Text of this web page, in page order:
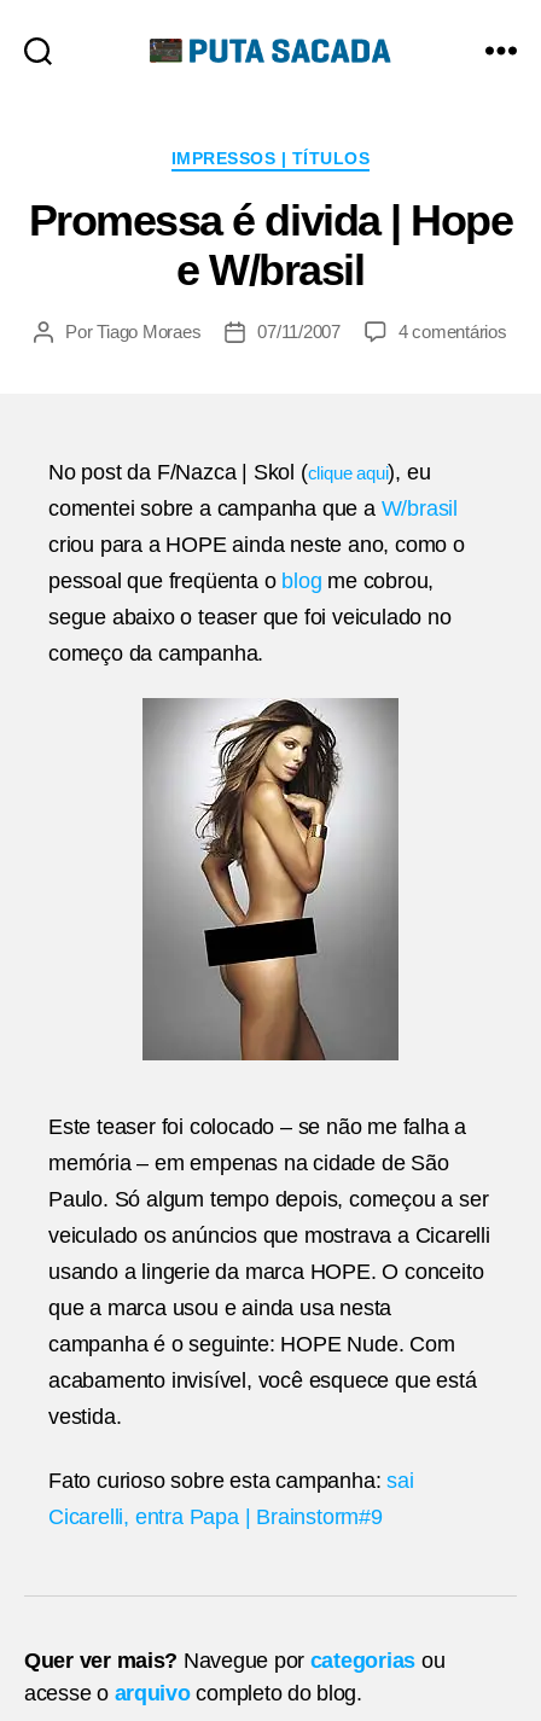
Categorias
IMPRESSOS | TÍTULOS
Promessa é divida | Hope
e W/brasil
AutorPorTiago Moraes
Data07/11/2007 4 comentáriosem
No post da F/Nazca | Skol (clique aqui), eu
comentei sobre a campanha que a W/brasil
criou para a HOPE ainda neste ano, como o
pessoal que freqüenta o blog me cobrou,
segue abaixo o teaser que foi veiculado no
começo da campanha.
Este teaser foi colocado – se não me falha a
memória – em empenas na cidade de São
Paulo. Só algum tempo depois, começou a ser
veiculado os anúncios que mostrava a Cicarelli
usando a lingerie da marca HOPE. O conceito
que a marca usou e ainda usa nesta
campanha é o seguinte: HOPE Nude. Com
acabamento invisível, você esquece que está
vestida.
Fato curioso sobre esta campanha:sai
Cicarelli, entra Papa | Brainstorm#9
Quer ver mais? Navegue por categorias ou
acesse o arquivocompleto do blog.